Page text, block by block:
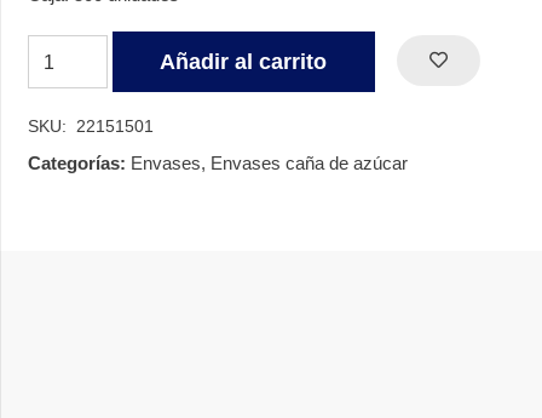
cantidad
Añadir al carrito
SKU: 22151501
Categorías: Envases, Envases caña de azúcar